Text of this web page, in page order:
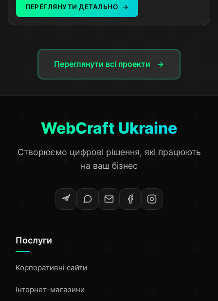
ПЕРЕГЛЯНУТИ ДЕТАЛЬНО
Переглянути всі проекти
WebCraft Ukraine
Створюємо цифрові рішення, які працюють
на ваш бізнес
Послуги
Корпоративні сайти
Інтернет-магазини